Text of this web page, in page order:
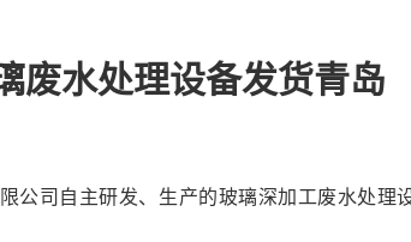
废水处理设备发货青岛
公司自主研发、生产的玻璃深加工废水处